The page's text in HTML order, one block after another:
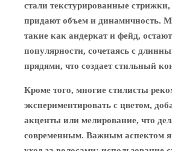
стали текстурированные
придают объем и динамичность.
такие как андеркат и фейд,
популярности, сочетаясь с
прядями, что создает стильный
Кроме того, многие стилисты
экспериментировать с цветом,
акценты или мелирование, что
современным. Важным аспектом